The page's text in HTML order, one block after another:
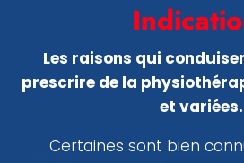
Les raisons qui
prescrire de la
et variées.
Certaines sont bien